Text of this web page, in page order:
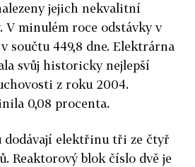
jejich nekvalitní
V minulém roce odstávky v
součtu 449,8 dne. Elektrárna
svůj historicky nejlepší
z roku 2004.
0,08 procenta.
dodávají elektřinu tři ze čtyř
Reaktorový blok číslo dvě je